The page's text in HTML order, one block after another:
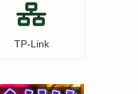
TP-Link